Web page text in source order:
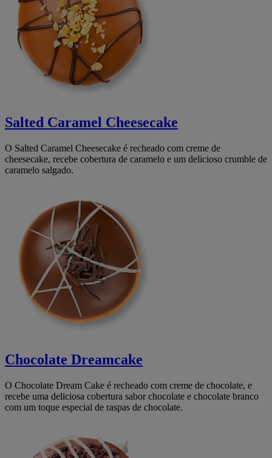
Salted Caramel Cheesecake
O Salted Caramel Cheesecake é recheado com creme de
cheesecake, recebe cobertura de caramelo e um delicioso crumble de
caramelo salgado.
Chocolate Dreamcake
O Chocolate Dream Cake é recheado com creme de chocolate, e
recebe uma deliciosa cobertura sabor chocolate e chocolate branco
com um toque especial de raspas de chocolate.